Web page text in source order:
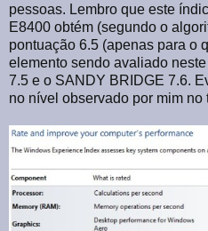
pessoas. Lembro que este
E8400 obtém (segundo o
pontuação 6.5 (apenas para o
elemento sendo avaliado
7.5 e o SANDY BRIDGE 7.6.
no nível observado por mim no